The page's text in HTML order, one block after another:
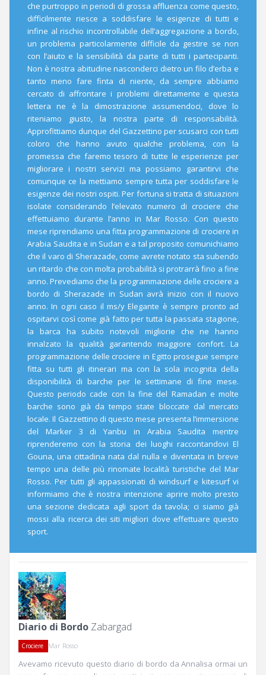
che purtroppo in periodi di grossa affluenza come questo,
difficilmente riesce a soddisfare le esigenze di tutti e
infine al rischio incontrollabile dell’aggregazione a bordo,
un problema particolarmente difficile da gestire se non
con l’aiuto e la sensibilità da parte di tutti i partecipanti.
Non è nostra abitudine nasconderci dietro un filo d’erba e
tanto meno fare finta di niente, da sempre abbiamo
cercato di affrontare i problemi direttamente e questa
lettera ne è la dimostrazione assumendoci, dove lo
riteniamo giusto, la nostra parte di responsabilità.
Approfittiamo dunque del Gazzettino per scusarci con tutti
coloro che hanno avuto qualche problema, con la
promessa che faremo tesoro di tutte le esperienze per
migliorare i nostri servizi ma possiamo garantirvi che
comunque ce la mettiamo sempre tutta per soddisfare le
esigenze dei nostri ospiti. Per fortuna si tratta di situazioni
isolate considerando l’elevato numero di crociere che
effettuiamo durante l’anno in Mar Rosso. Con questo
mese riprendiamo una fitta programmazione di crociere in
Arabia Saudita e in Sudan e a tal proposito comunichiamo
che il varo di Sherazade, come avrete notato sta subendo
un ritardo che con molta probabilità si protrarrà fino a fine
anno. Prevediamo che la programmazione delle crociere a
bordo di Sherazade in Sudan avrà inizio con il nuovo
anno. In ogni caso il ms/y Elegante è sempre pronto ad
ospitarvi così come già fatto per tutta la passata stagione,
la barca ha subito notevoli migliorie che ne hanno
innalzato la qualità garantendo maggiore confort. La
programmazione delle crociere in Egitto prosegue sempre
fitta su tutti gli itinerari ma con la sola incognita della
disponibilità di barche per le settimane di fine mese.
Questo periodo cade con la fine del Ramadan e molte
barche sono già da tempo state bloccate dal mercato
locale. Il Gazzettino di questo mese presenta l’immersione
del Marker 3 di Yanbu in Arabia Saudita mentre
riprenderemo con la storia dei luoghi raccontandovi El
Gouna, una cittadina nata dal nulla e diventata in breve
tempo una delle più rinomate località turistiche del Mar
Rosso. Per tutti gli appassionati di windsurf e kitesurf vi
informiamo che è nostra intenzione aprire molto presto
una sezione dedicata agli sport da tavola; ci siamo già
mossi alla ricerca dei siti migliori dove effettuare questo
sport.
Diario di Bordo Zabargad
Crociere Mar Rosso
Avevamo ricevuto questo diario di bordo da Annalisa ormai un